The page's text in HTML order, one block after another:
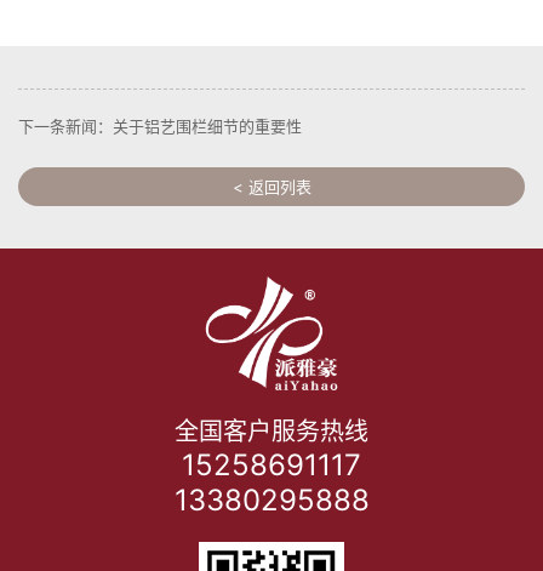
下一条新闻：关于铝艺围栏细节的重要性
< 返回列表
全国客户服务热线
15258691117
13380295888